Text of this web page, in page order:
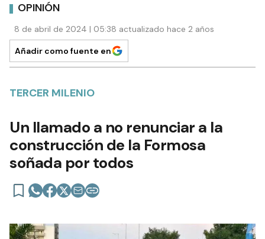
OPINIÓN
8 de abril de 2024 | 05:38 actualizado hace 2 años
Añadir como fuente en
TERCER MILENIO
Un llamado a no renunciar a la
construcción de la Formosa
soñada por todos